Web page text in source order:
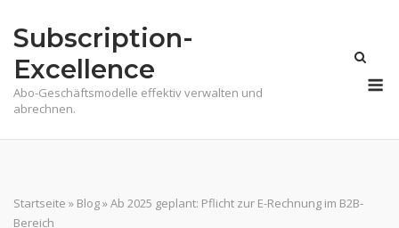
Subscription-
Excellence
Abo-Geschäftsmodelle effektiv verwalten und
abrechnen.
Startseite » Blog»Ab 2025 geplant: Pflicht zur E-Rechnung im B2B-
Bereich